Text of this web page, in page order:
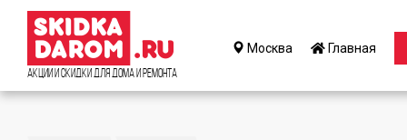
Акции и Скидки для дома и ремонта
Москва Главная